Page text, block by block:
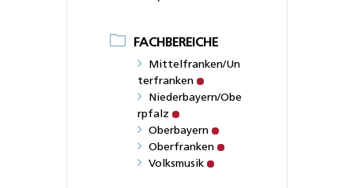
FACHBEREICHE
Mittelfranken/Un
terfranken
Niederbayern/Obe
rpfalz
Oberbayern
Oberfranken
Volksmusik